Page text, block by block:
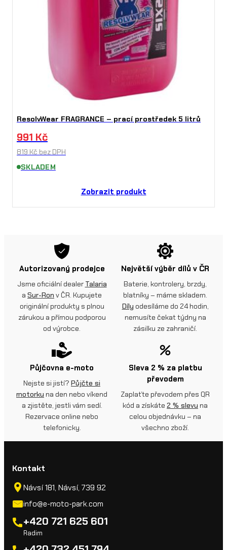
ResolvWear FRAGRANCE – prací prostředek 5 litrů
991 Kč
819 Kč bez DPH
SKLADEM
Zobrazit produkt
Autorizovaný prodejce
Jsme oficiální dealer Talaria
a Sur-Ron v ČR. Kupujete
originální produkty s plnou
zárukou a přímou podporou
od výrobce.
Největší výběr dílů v ČR
Baterie, kontrolery, brzdy,
blatníky – máme skladem.
Díly odesíláme do 24 hodin,
nemusíte čekat týdny na
zásilku ze zahraničí.
Půjčovna e-moto
Nejste si jistí? Půjčte si
motorku na den nebo víkend
a zjistěte, jestli vám sedí.
Rezervace online nebo
telefonicky.
Sleva 2 % za platbu
převodem
Zaplaťte převodem přes QR
kód a získáte 2 % slevu na
celou objednávku – na
všechno zboží.
Kontakt
Návsí 181, Návsí, 739 92
info@e-moto-park.com
+420 721 625 601
Radim